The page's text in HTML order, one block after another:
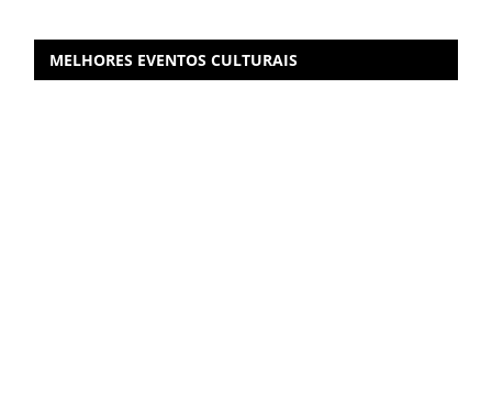
MELHORES EVENTOS CULTURAIS